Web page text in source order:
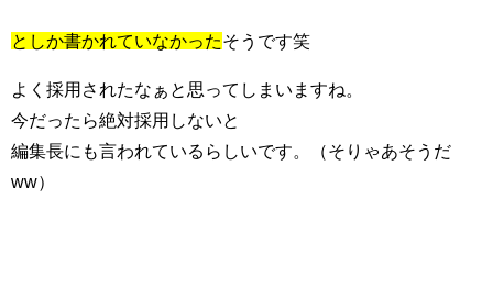
としか書かれていなかったそうです笑
よく採用されたなぁと思ってしまいますね。
今だったら絶対採用しないと
編集長にも言われているらしいです。（そりゃあそうだ
ww）